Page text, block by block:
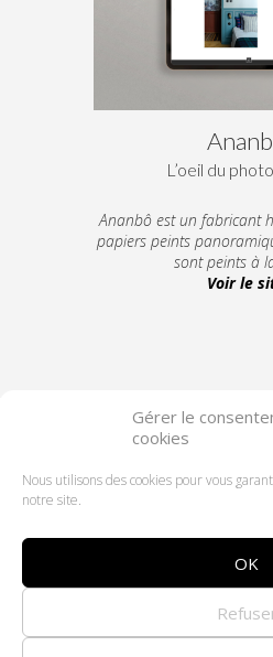
Gérer le
cookies
Nous utilisons des cookies pour vous
notre site.
OK
L’oeil du
Ananbô est un fabricant
papiers peints
sont peints à
Voir le